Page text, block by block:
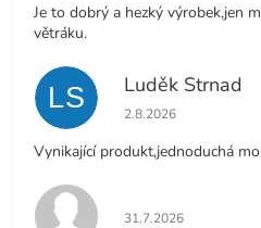
Je to dobrý a hezký výrobek,jen
větráku.
LS Luděk Strnad
Hodnocení obchodu
2.8.2026
Vynikající produkt,jednoduchá
Hodnocení obchodu
31.7.2026